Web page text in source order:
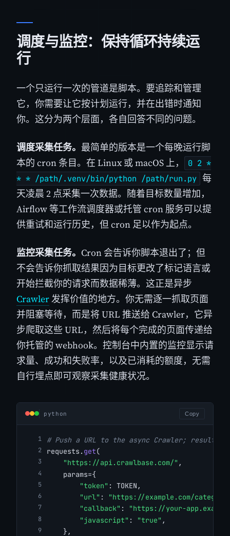
调度与监控：保持循环持续运
行
一个只运行一次的管道是脚本。要追踪和管理
它，你需要让它按计划运行，并在出错时通知
你。这分为两个层面，各自回答不同的问题。
调度采集任务。 最简单的版本是一个每晚运行脚
本的 cron 条目。在 Linux 或 macOS 上，
0 2 *
* * /path/.venv/bin/python /path/run.py 每
天凌晨 2 点采集一次数据。随着目标数量增加，
Airflow 等工作流调度器或托管 cron 服务可以提
供重试和运行历史，但 cron 足以作为起点。
监控采集任务。 Cron 会告诉你脚本退出了；但
不会告诉你抓取结果因为目标更改了标记语言或
开始拦截你的请求而数据稀薄。这正是异步
Crawler发挥价值的地方。你无需逐一抓取页面
并阻塞等待，而是将 URL 推送给 Crawler，它异
步爬取这些 URL，然后将每个完成的页面传递给
你托管的 webhook。控制台中内置的监控显示请
求量、成功和失败率，以及已消耗的额度，无需
自行埋点即可观察采集健康状况。
python Copy
# Push a URL to the async Crawler; results
requests. get(
"https://api.crawlbase.com/" ,
    params={
"token" : TOKEN,
"url" :
"https://example.com/
"callback" :
"https://your-
"javascript" : "true" ,
    },